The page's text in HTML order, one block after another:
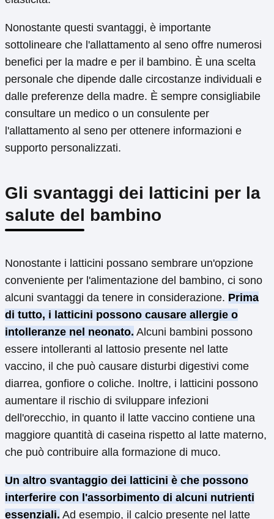
Nonostante questi svantaggi, è importante
sottolineare che l'allattamento al seno offre numerosi
benefici per la madre e per il bambino. È una scelta
personale che dipende dalle circostanze individuali e
dalle preferenze della madre. È sempre consigliabile
consultare un medico o un consulente per
l'allattamento al seno per ottenere informazioni e
supporto personalizzati.
Gli svantaggi dei latticini per la
salute del bambino
Nonostante i latticini possano sembrare un'opzione
conveniente per l'alimentazione del bambino, ci sono
alcuni svantaggi da tenere in considerazione. Prima
di tutto, i latticini possono causare allergie o
intolleranze nel neonato. Alcuni bambini possono
essere intolleranti al lattosio presente nel latte
vaccino, il che può causare disturbi digestivi come
diarrea, gonfiore o coliche. Inoltre, i latticini possono
aumentare il rischio di sviluppare infezioni
dell'orecchio, in quanto il latte vaccino contiene una
maggiore quantità di caseina rispetto al latte materno,
che può contribuire alla formazione di muco.
Un altro svantaggio dei latticini è che possono
interferire con l'assorbimento di alcuni nutrienti
essenziali. Ad esempio, il calcio presente nel latte